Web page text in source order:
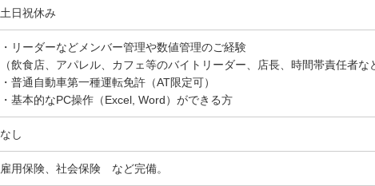
土日祝休み
・リーダーなどメンバー管理や数値管理のご経験
（飲食店、アパレル、カフェ等のバイトリーダー、店長、時間帯責任者な
・普通自動車第一種運転免許（AT限定可）
・基本的なPC操作（Excel, Word）ができる方
なし
雇用保険、社会保険 など完備。